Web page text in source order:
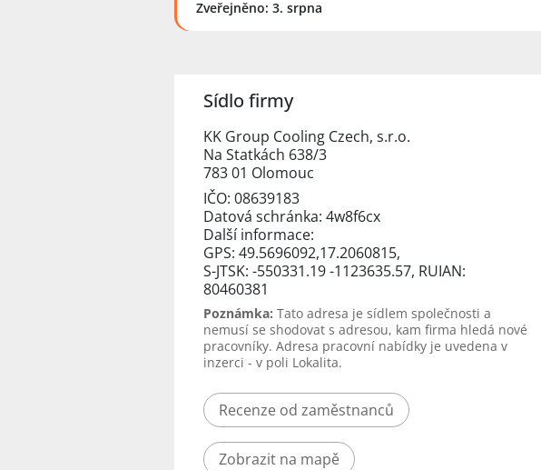
Zveřejněno: 3. srpna
Sídlo firmy
KK Group Cooling Czech, s.r.o.
Na Statkách 638/3
783 01 Olomouc
IČO: 08639183
Datová schránka: 4w8f6cx
Další informace:
GPS: 49.5696092,17.2060815,
S-JTSK: -550331.19 -1123635.57, RUIAN:
80460381
Poznámka: Tato adresa je sídlem společnosti a
nemusí se shodovat s adresou, kam firma hledá nové
pracovníky. Adresa pracovní nabídky je uvedena v
inzerci - v poli Lokalita.
Recenze od zaměstnanců
Zobrazit na mapě